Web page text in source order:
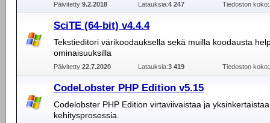
Päivitetty:9.2.2018 Latauksia:4 247 Tiedoston koko:
SciTE (64-bit) v4.4.4
Tekstieditori värikoodauksella sekä muilla koodausta
ominaisuuksilla
Päivitetty:22.7.2020 Latauksia:3 419 Tiedoston koko:
CodeLobster PHP Edition v5.15
Codelobster PHP Edition virtaviivaistaa ja
kehitysprosessia.